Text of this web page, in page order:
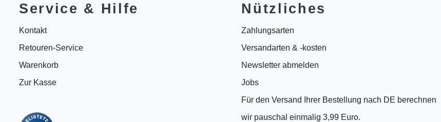
Service & Hilfe
Kontakt
Retouren-Service
Warenkorb
Zur Kasse
Nützliches
Zahlungsarten
Versandarten & -kosten
Newsletter abmelden
Jobs
Für den Versand Ihrer Bestellung nach DE berechnen
wir pauschal einmalig 3,99 Euro.